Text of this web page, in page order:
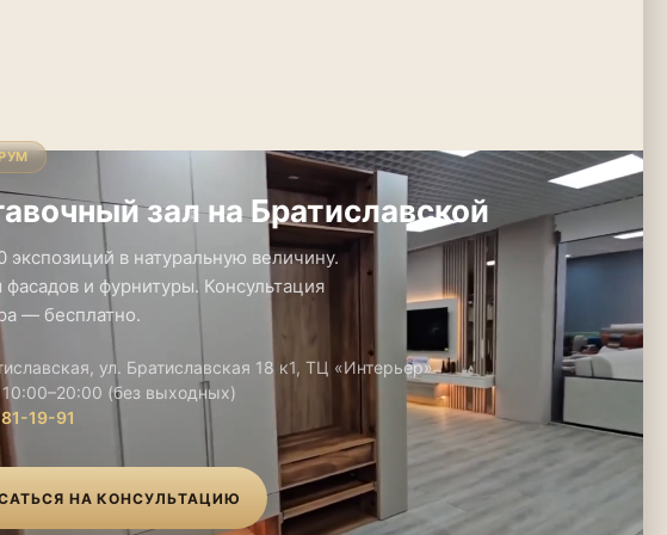
зал на Братиславской
экспозиций в натуральную величину.
и фурнитуры. Консультация
— бесплатно.
ул. Братиславская 18 к1, ТЦ «Интерьер»
(без выходных)
19-91
НА КОНСУЛЬТАЦИЮ